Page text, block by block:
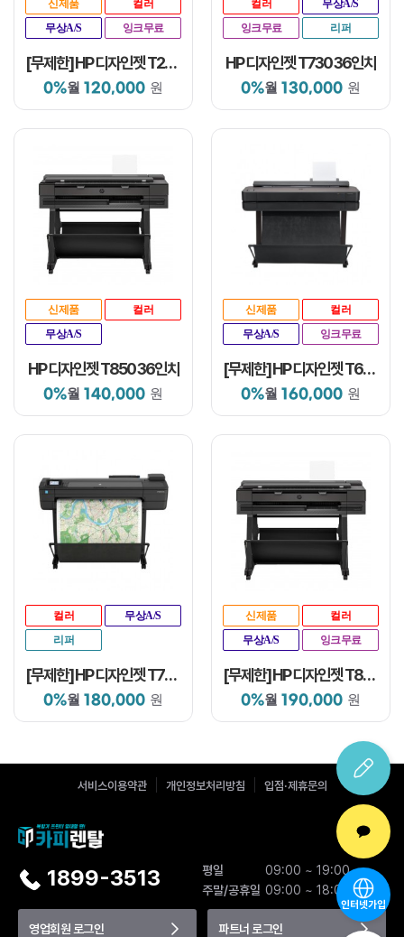
신제품
컬러
무상A/S
잉크무료
[무제한] HP 디자인젯 T250 24인치
0%월 120,000 원
컬러
무상A/S
잉크무료
리퍼
HP 디자인젯 T730 36인치
0%월 130,000 원
신제품
컬러
무상A/S
HP 디자인젯 T850 36인치
0%월 140,000 원
신제품
컬러
무상A/S
잉크무료
[무제한] HP 디자인젯 T650 36인치
0%월 160,000 원
컬러
무상A/S
리퍼
[무제한] HP 디자인젯 T730 36인치
0%월 180,000 원
신제품
컬러
무상A/S
잉크무료
[무제한] HP 디자인젯 T850 36인치
0%월 190,000 원
서비스이용약관 개인정보처리방침 입점·제휴문의
1899-3513 평일
09:00 ~ 19:00
주말/공휴일 09:00 ~ 18:00
영업회원 로그인 파트너 로그인
인터넷가입